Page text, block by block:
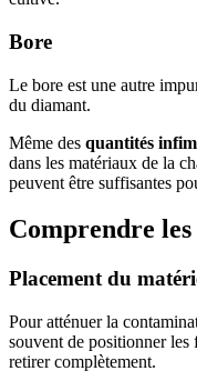
Bore
Le bore est une autre
du diamant.
Même des quantités
dans les matériaux de la
peuvent être suffisantes
Comprendre
Placement du
Pour atténuer la
souvent de positionner les
retirer complètement.